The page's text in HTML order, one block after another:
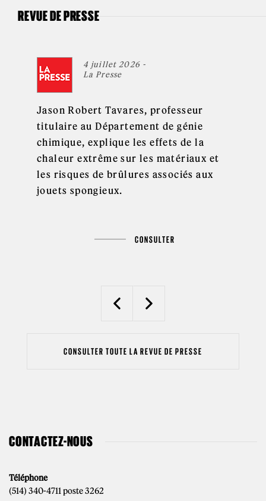
REVUE DE PRESSE
4 juillet 2026 -
La Presse
Jason Robert Tavares, professeur
titulaire au Département de génie
chimique, explique les effets de la
chaleur extrême sur les matériaux et
les risques de brûlures associés aux
jouets spongieux.
CONSULTER
PreviousNext
CONSULTER TOUTE LA REVUE DE PRESSE
CONTACTEZ-NOUS
Téléphone
(514) 340-4711 poste 3262